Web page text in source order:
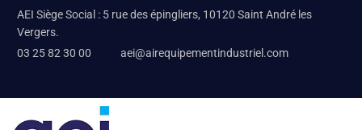
AEI Siège Social : 5 rue des épingliers, 10120 Saint André les
Vergers.
03 25 82 30 00
aei@airequipementindustriel.com